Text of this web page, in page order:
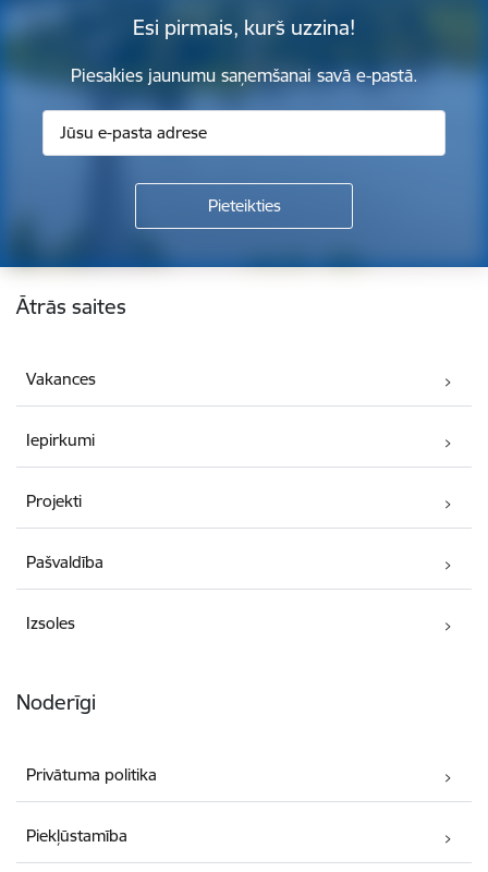
Esi pirmais, kurš uzzina!
Piesakies jaunumu saņemšanai savā e-pastā.
Kājene
Ātrās saites
Vakances
Iepirkumi
Projekti
Pašvaldība
Izsoles
Noderīgi
Privātuma politika
Piekļūstamība